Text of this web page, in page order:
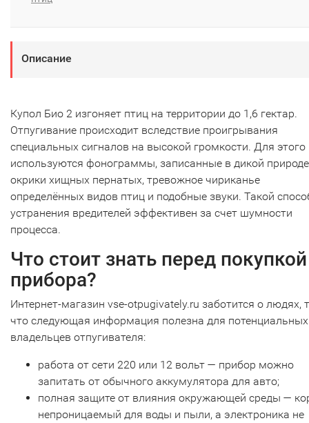
Описание
Купол Био 2 изгоняет птиц на территории до 1,6 гектар.
Отпугивание происходит вследствие проигрывания
специальных сигналов на высокой громкости. Для этого
используются фонограммы, записанные в дикой
окрики хищных пернатых, тревожное чириканье
определённых видов птиц и подобные звуки. Такой
устранения вредителей эффективен за счет шумности
процесса.
Что стоит знать перед покупкой
прибора?
Интернет-магазин vse-otpugivately.ru заботится о людях,
что следующая информация полезна для потенциальных
владельцев отпугивателя:
работа от сети 220 или 12 вольт — прибор можно
запитать от обычного аккумулятора для авто;
полная защите от влияния окружающей среды —
непроницаемый для воды и пыли, а электроника не